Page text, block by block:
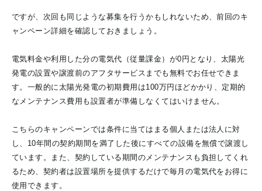
ですが、次回も同じような募集を行うかもしれないため、前回のキ
ャンペーン詳細を確認しておきましょう。
電気料金や利用した分の電気代（従量課金）が0円となり、太陽光
発電の設置や譲渡前のアフタサービスまでも無料でお任せできま
す。一般的に太陽光発電の初期費用は100万円ほどかかり、定期的
なメンテナンス費用も設置者が準備しなくてはいけません。
こちらのキャンペーンでは条件に当てはまる個人または法人に対
し、10年間の契約期間を満了した後にすべての設備を無償で譲渡し
ています。また、契約している期間のメンテナンスも負担してくれ
るため、契約者は設置場所を提供するだけで毎月の電気代をお得に
使用できます。